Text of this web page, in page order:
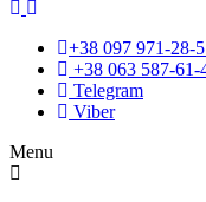
+38 097 971-28-
+38 063 587-61-
Telegram
Viber
Menu